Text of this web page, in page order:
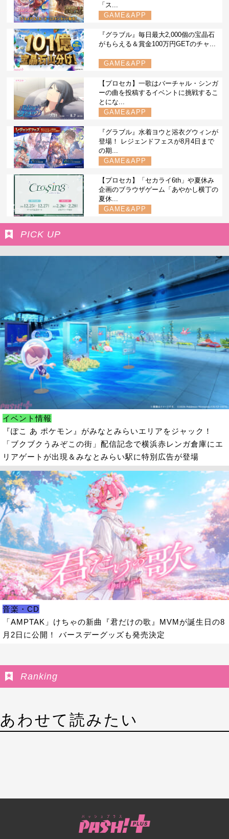
「ス...
GAME&APP
『グラブル』毎日最大2,000個の宝晶石
がもらえる＆賞金100万円GETのチャ...
GAME&APP
【プロセカ】一歌はバーチャル・シンガ
ーの曲を投稿するイベントに挑戦するこ
とにな...
GAME&APP
『グラブル』水着ヨウと浴衣グウィンが
登場！ レジェンドフェスが8月4日まで
の期...
GAME&APP
【プロセカ】「セカライ6th」や夏休み
企画のブラウザゲーム「あやかし横丁の
夏休...
GAME&APP
PICK UP
イベント情報
『ぽこ あ ポケモン』がみなとみらいエリアをジャック！
「ブクブクうみぞこの街」配信記念で横浜赤レンガ倉庫にエ
リアゲートが出現＆みなとみらい駅に特別広告が登場
音楽・CD
「AMPTAK」けちゃの新曲『君だけの歌』MVMが誕生日の8
月2日に公開！ バースデーグッズも発売決定
Ranking
あわせて読みたい